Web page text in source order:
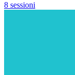
8 sessioni